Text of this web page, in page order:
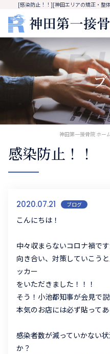
[感染防止！！][神田エリアの矯正・整
神田第一接骨院 ホー
感染防止！！
2020.07.21 ブログ
こんにちは！
中々収まらないコロナ禍で
向き合い、対策していこう
ッカー
をいただきました！！！
そう！小池都知事が会見で
本気のお店には必ず貼って
感染者数が減っていかない
か？